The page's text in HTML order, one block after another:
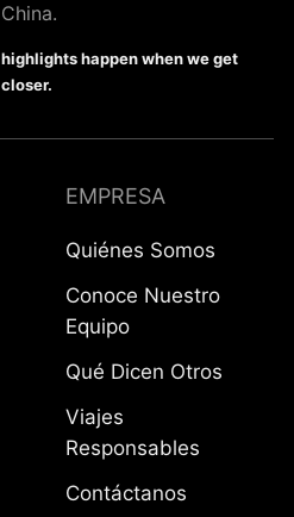
China.
highlights happen when we get
closer.
EMPRESA
Quiénes Somos
Conoce Nuestro
Equipo
Qué Dicen Otros
Viajes
Responsables
Contáctanos